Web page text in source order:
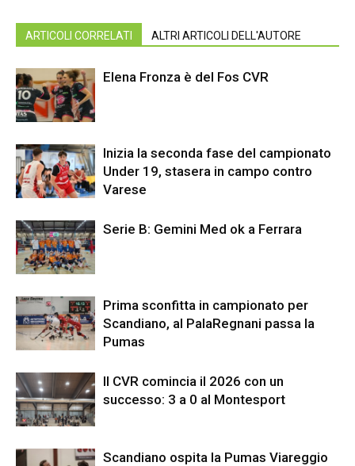
ARTICOLI CORRELATI ALTRI ARTICOLI DELL'AUTORE
Elena Fronza è del Fos CVR
Inizia la seconda fase del campionato
Under 19, stasera in campo contro
Varese
Serie B: Gemini Med ok a Ferrara
Prima sconfitta in campionato per
Scandiano, al PalaRegnani passa la
Pumas
Il CVR comincia il 2026 con un
successo: 3 a 0 al Montesport
Scandiano ospita la Pumas Viareggio